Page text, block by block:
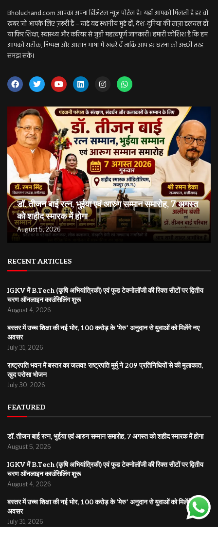
Bholuchand.com आपका अपना डिजिटल न्यूज़ पोर्टल है। यहाँ आपको मिलती है हर वो
खबर जो आपके लिए ज़रूरी है – चाहे वह स्थानीय मुद्दे हों, देश-दुनिया की ताज़ा हलचल हो
या फिर शिक्षा, स्वास्थ्य और करियर से जुड़ी महत्वपूर्ण जानकारी। हमारी कोशिश है कि हम
आपको सटीक, निष्पक्ष और आसान भाषा में खबरें दें ताकि आप हर घटना को अच्छी तरह
समझ सकें।
डॉ. तीजन बाई रत्न, भुईया एवं आरुग सम्मान समारोह, 7 अगस्त
को शहीद स्मारक में होगा
August 5, 2026
RECENT ARTICLES
IGKV में B.Tech (कृषि अभियांत्रिकी) एवं फूड टेक्नोलॉजी की रिक्त सीटों पर द्वितीय
चरण ऑनलाइन काउंसिलिंग शुरू
August 4, 2026
बस्तर में उच्च शिक्षा की नई भोर, 100 करोड़ के ‘मेरु’ अनुदान से युवाओं को मिलेंगे नए
अवसर
July 31, 2026
राष्ट्रपति भवन में बस्तर का जलवा! राष्ट्रपति मुर्मु ने 209 प्रतिनिधियों से की मुलाकात,
खुद परोसा भोजन
July 30, 2026
FEATURED
डॉ. तीजन बाई रत्न, भुईया एवं आरुग सम्मान समारोह, 7 अगस्त को शहीद स्मारक में होगा
August 5, 2026
IGKV में B.Tech (कृषि अभियांत्रिकी) एवं फूड टेक्नोलॉजी की रिक्त सीटों पर द्वितीय
चरण ऑनलाइन काउंसिलिंग शुरू
August 4, 2026
बस्तर में उच्च शिक्षा की नई भोर, 100 करोड़ के ‘मेरु’ अनुदान से युवाओं को मिलेंगे नए
अवसर
July 31, 2026